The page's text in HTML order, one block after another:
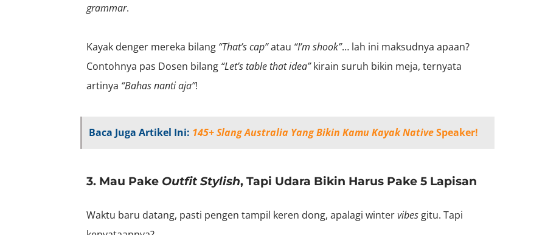
grammar.
Kayak denger mereka bilang “That’s cap”atau “I’m shook”… lah ini maksudnya apaan?
Contohnya pas Dosen bilang “Let’s table that idea”kirain suruh bikin meja, ternyata
artinya “Bahas nanti aja”!
Baca Juga Artikel Ini: 145+ Slang Australia Yang Bikin Kamu Kayak NativeSpeaker!
3. Mau Pake Outfit Stylish, Tapi Udara Bikin Harus Pake 5 Lapisan
Waktu baru datang, pasti pengen tampil keren dong, apalagi wintervibes gitu. Tapi